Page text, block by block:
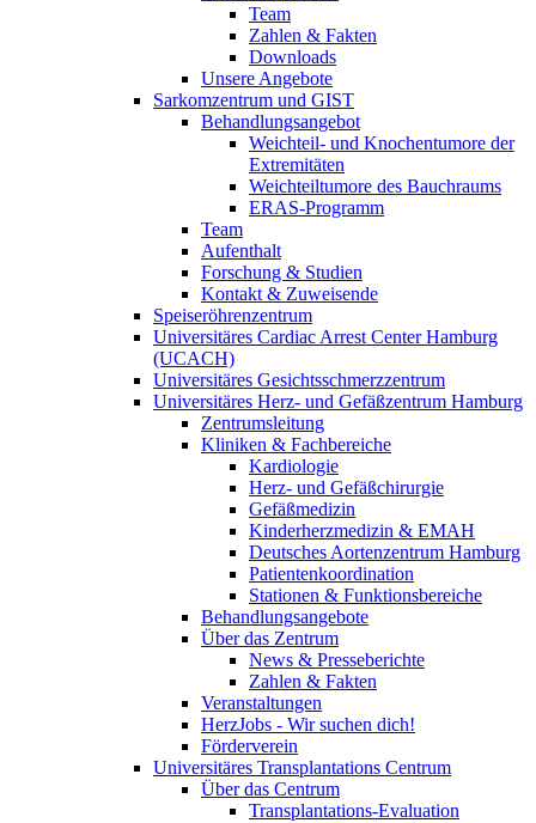
Team
Zahlen & Fakten
Downloads
Unsere Angebote
Sarkomzentrum und GIST
Behandlungsangebot
Weichteil- und Knochentumore der
Extremitäten
Weichteiltumore des Bauchraums
ERAS-Programm
Team
Aufenthalt
Forschung & Studien
Kontakt & Zuweisende
Speiseröhrenzentrum
Universitäres Cardiac Arrest Center Hamburg
(UCACH)
Universitäres Gesichtsschmerzzentrum
Universitäres Herz- und Gefäßzentrum Hamburg
Zentrumsleitung
Kliniken & Fachbereiche
Kardiologie
Herz- und Gefäßchirurgie
Gefäßmedizin
Kinderherzmedizin & EMAH
Deutsches Aortenzentrum Hamburg
Patientenkoordination
Stationen & Funktionsbereiche
Behandlungsangebote
Über das Zentrum
News & Presseberichte
Zahlen & Fakten
Veranstaltungen
HerzJobs - Wir suchen dich!
Förderverein
Universitäres Transplantations Centrum
Über das Centrum
Transplantations-Evaluation